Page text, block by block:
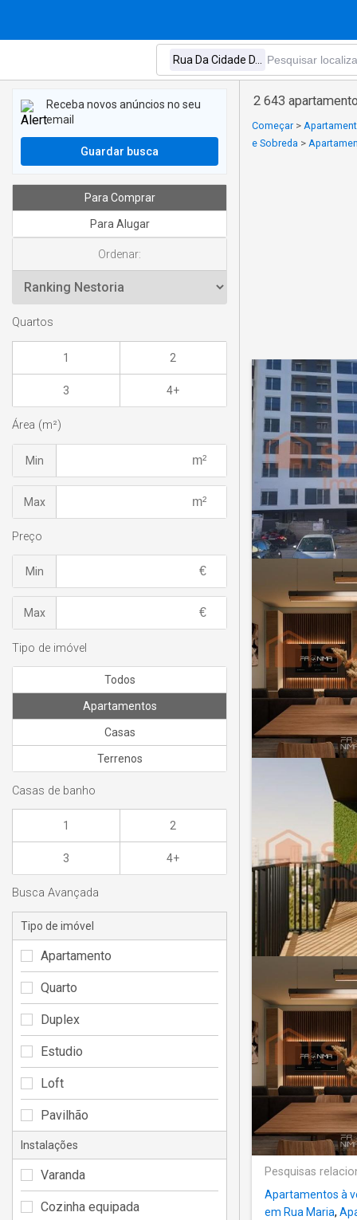
2 643
Começar >
e Sobreda >
Pesquisas
Apartamentos à
em Rua Maria,
Receba novos anúncios no seu
email
Guardar busca
Para Comprar
Para Alugar
Ordenar:
Quartos
1 2
3 4+
Área (m²)
Min
Max
Preço
Min
Max
Tipo de imóvel
Todos
Apartamentos
Casas
Terrenos
Casas de banho
1 2
3 4+
Busca Avançada
Tipo de imóvel
Apartamento
Quarto
Duplex
Estudio
Loft
Pavilhão
Instalações
Varanda
Cozinha equipada